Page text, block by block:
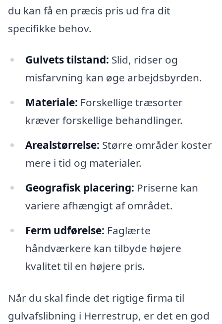
du kan få en præcis pris ud fra dit
specifikke behov.
Gulvets tilstand: Slid, ridser og
misfarvning kan øge arbejdsbyrden.
Materiale: Forskellige træsorter
kræver forskellige behandlinger.
Arealstørrelse: Større områder koster
mere i tid og materialer.
Geografisk placering: Priserne kan
variere afhængigt af området.
Ferm udførelse: Faglærte
håndværkere kan tilbyde højere
kvalitet til en højere pris.
Når du skal finde det rigtige firma til
gulvafslibning i Herrestrup, er det en god